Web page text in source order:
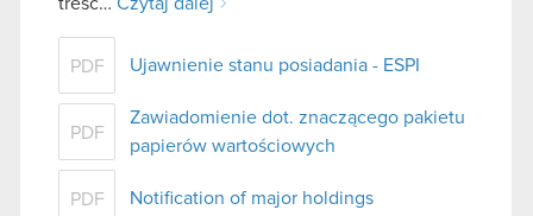
PDF Ujawnienie stanu posiadania - ESPI
PDF
Zawiadomienie dot. znaczącego pakietu
papierów wartościowych
PDF Notification of major holdings